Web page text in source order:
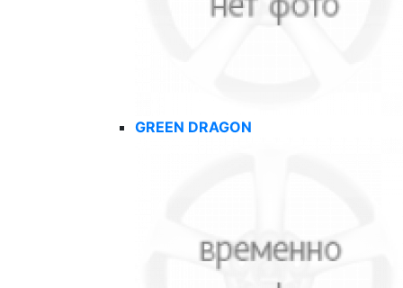
GREEN DRAGON